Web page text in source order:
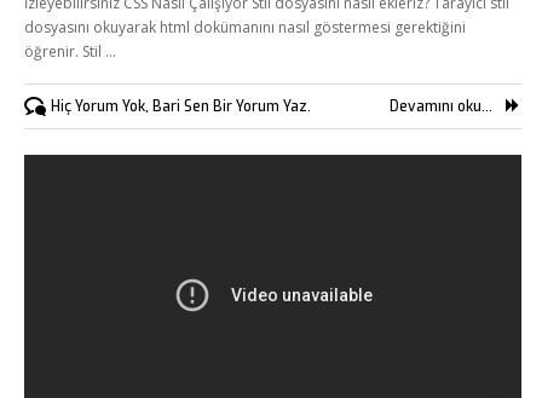
dosyasını okuyarak html dokümanını nasıl göstermesi gerektiğini
öğrenir. Stil …
Hiç Yorum Yok, Bari Sen Bir Yorum Yaz. Devamını oku...